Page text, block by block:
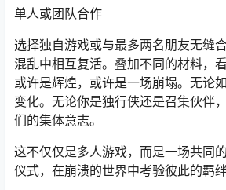
单人或团队合作
选择独自游戏或与最多两名朋友无缝
混乱中相互复活。叠加不同的材料
或许是辉煌，或许是一场崩塌。无论
变化。无论你是独行侠还是召集伙伴
们的集体意志。
这不仅仅是多人游戏，而是一场共同
仪式，在崩溃的世界中考验彼此的羁绊